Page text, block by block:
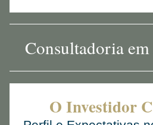
Consultadoria
O Investidor